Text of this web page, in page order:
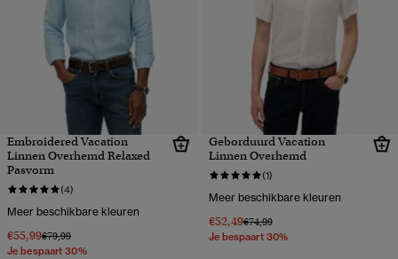
Embroidered Vacation
Linnen Overhemd Relaxed
Pasvorm
(4)
Meer beschikbare kleuren
€55,99Prijs verlaagd van
€79,99naar
Je bespaart 30%
Geborduurd Vacation
Linnen Overhemd
(1)
Meer beschikbare kleuren
€52,49Prijs verlaagd van
€74,99naar
Je bespaart 30%